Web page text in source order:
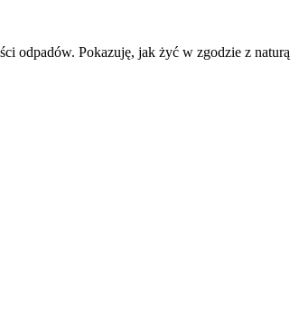
odpadów. Pokazuję, jak żyć w zgodzie z naturą